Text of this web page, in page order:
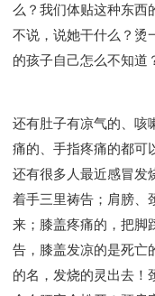
么？我们体贴这种东西
不说，说她干什么？烫
的孩子自己怎么不知道
还有肚子有凉气的、咳
痛的、手指疼痛的都可
还有很多人最近感冒发
着手三里祷告；肩膀、
来；膝盖疼痛的，把脚
告，膝盖发凉的是死亡
的名，发烧的灵出去！